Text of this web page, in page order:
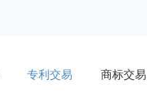
专利交易 商标交易